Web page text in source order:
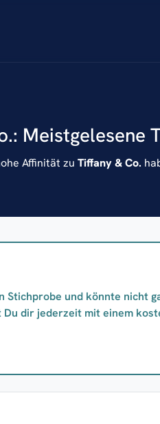
Meistgelesene
Affinität zu Tiffany & Co.
Stichprobe und könnte nicht
dir jederzeit mit einem